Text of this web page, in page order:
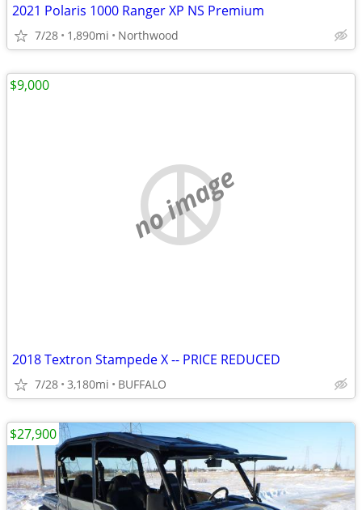
2021 Polaris 1000 Ranger XP NS Premium
7/28 1,890mi Northwood
no image
2018 Textron Stampede X -- PRICE REDUCED
7/28 3,180mi BUFFALO
$9,000
$27,900